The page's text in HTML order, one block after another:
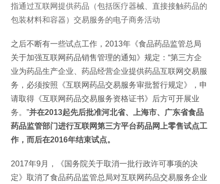
指通过互联网提供药品（包括医疗器械、直接接触药品的
包装材料和容器）交易服务的电子商务活动
之后不断有一些试点工作，2013年《食品药品监管总局
关于加强互联网药品销售管理的通知》规定：“第三方企
业为药品生产企业、药品经营企业提供药品互联网交易服
务，必须按照《互联网药品交易服务审批暂行规定》，申
请取得《互联网药品交易服务资格证书》后方可开展业
务。”并在2013起先后批准河北省、上海市、广东省食品
药品监管部门进行互联网第三方平台药品网上零售试点工
作，而后在2016年结束试点。
2017年9月，《国务院关于取消一批行政许可事项的决
定》取消了食品药品监管总局对互联网药品交易服务企业